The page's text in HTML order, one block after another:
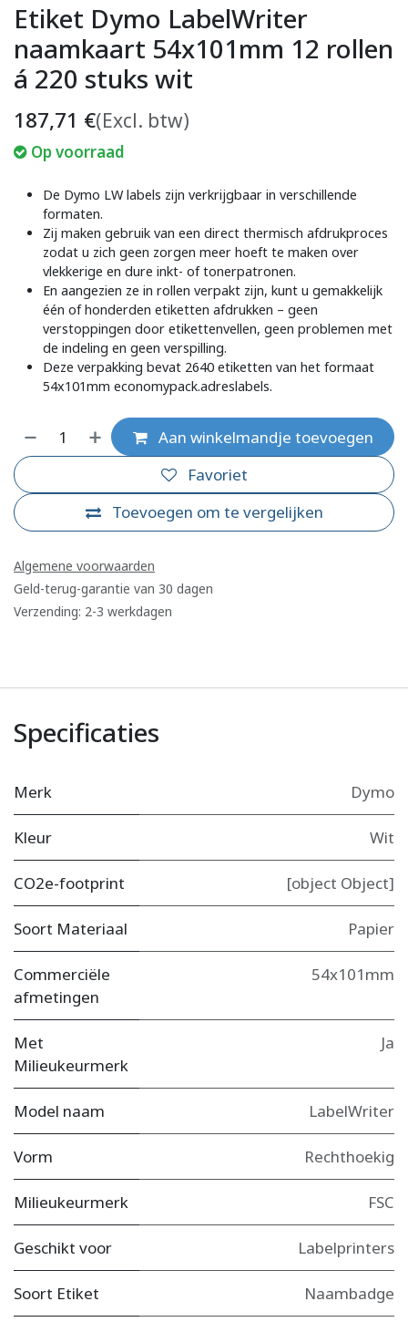
Etiket Dymo LabelWriter
naamkaart 54x101mm 12 rollen
á 220 stuks wit
187,71 €(Excl. btw)
Op voorraad
De Dymo LW labels zijn verkrijgbaar in verschillende
formaten.
Zij maken gebruik van een direct thermisch afdrukproces
zodat u zich geen zorgen meer hoeft te maken over
vlekkerige en dure inkt- of tonerpatronen.
En aangezien ze in rollen verpakt zijn, kunt u gemakkelijk
één of honderden etiketten afdrukken – geen
verstoppingen door etikettenvellen, geen problemen met
de indeling en geen verspilling.
Deze verpakking bevat 2640 etiketten van het formaat
54x101mm economypack.adreslabels.
Aan winkelmandje toevoegen
Toevoegen om te vergelijken
Favoriet
Algemene voorwaarden
Geld-terug-garantie van 30 dagen
Verzending: 2-3 werkdagen
Specificaties
Merk Dymo
Kleur Wit
CO2e-footprint [object Object]
Soort Materiaal Papier
Commerciële
afmetingen
54x101mm
Met
Milieukeurmerk
Ja
Model naam LabelWriter
Vorm Rechthoekig
Milieukeurmerk FSC
Geschikt voor Labelprinters
Soort Etiket Naambadge